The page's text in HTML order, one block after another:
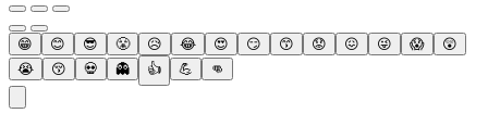
😁 😊 😎 😤 😥 😂 😍 😏 😙 😟 😖 😜 😱
😲
😭
😚 💀 👻 👍 💪 👊